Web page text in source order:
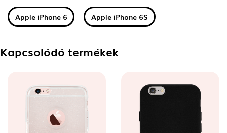
Apple iPhone 6 Apple iPhone 6S
Kapcsolódó termékek